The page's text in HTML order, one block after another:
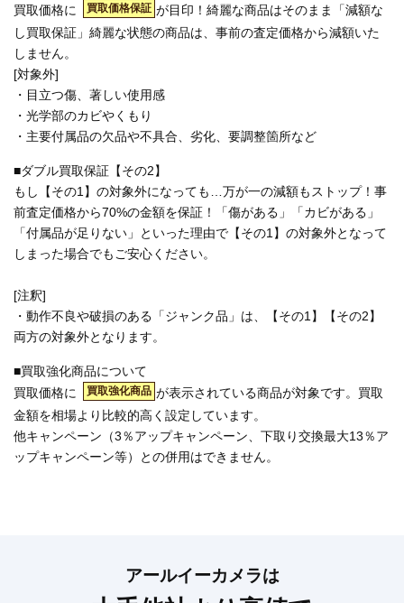
買取価格に
買取価格保証 が目印！綺麗な商品はそのまま「減額な
し買取保証」綺麗な状態の商品は、事前の査定価格から減額いた
しません。
[対象外]
・目立つ傷、著しい使用感
・光学部のカビやくもり
・主要付属品の欠品や不具合、劣化、要調整箇所など
■ダブル買取保証【その2】
もし【その1】の対象外になっても…万が一の減額もストップ！事
前査定価格から70%の金額を保証！「傷がある」「カビがある」
「付属品が足りない」といった理由で【その1】の対象外となって
しまった場合でもご安心ください。
[注釈]
・動作不良や破損のある「ジャンク品」は、【その1】【その2】
両方の対象外となります。
■買取強化商品について
買取価格に
買取強化商品 が表示されている商品が対象です。買取
金額を相場より比較的高く設定しています。
他キャンペーン（3％アップキャンペーン、下取り交換最大13％ア
ップキャンペーン等）との併用はできません。
アールイーカメラは